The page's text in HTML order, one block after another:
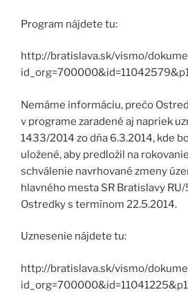
Program nájdete tu:
http://bratislava.sk/vismo/
Nemáme informáciu, prečo
v programe zaradené aj napriek
1433/2014 zo dňa 6.3.2014, kde
uložené, aby predložil na
schválenie navrhované zmeny
hlavného mesta SR Bratislavy
Ostredky s termínom 22.5.2014.
Uznesenie nájdete tu:
http://bratislava.sk/vismo/